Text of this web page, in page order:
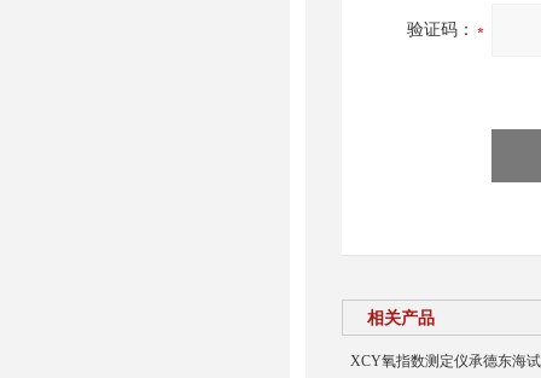
验证码：
相关产品
XCY氧指数测定仪承德东海